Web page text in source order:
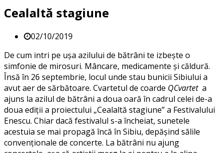
Cealaltă stagiune
02/10/2019
De cum intri pe ușa azilului de bătrâni te izbește o
simfonie de mirosuri. Mâncare, medicamente și căldură.
Însă în 26 septembrie, locul unde stau bunicii Sibiului a
avut aer de sărbătoare. Cvartetul de coarde QCvarteta
ajuns la azilul de bătrâni a doua oară în cadrul celei de-a
doua ediții a proiectului „Cealaltă stagiune” a Festivalului
Enescu. Chiar dacă festivalul s-a încheiat, sunetele
acestuia se mai propagă încă în Sibiu, depășind sălile
convenționale de concerte. La bătrâni nu ajung